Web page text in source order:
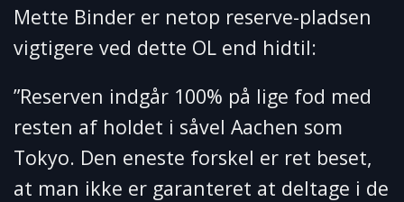
Mette Binder er netop reserve-pladsen
vigtigere ved dette OL end hidtil:
”Reserven indgår 100% på lige fod med
resten af holdet i såvel Aachen som
Tokyo. Den eneste forskel er ret beset,
at man ikke er garanteret at deltage i de